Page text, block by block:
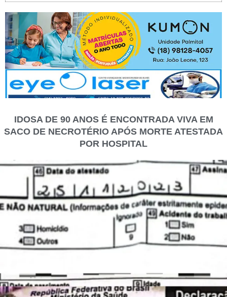
IDOSA DE 90 ANOS É ENCONTRADA VIVA EM
SACO DE NECROTÉRIO APÓS MORTE ATESTADA
POR HOSPITAL